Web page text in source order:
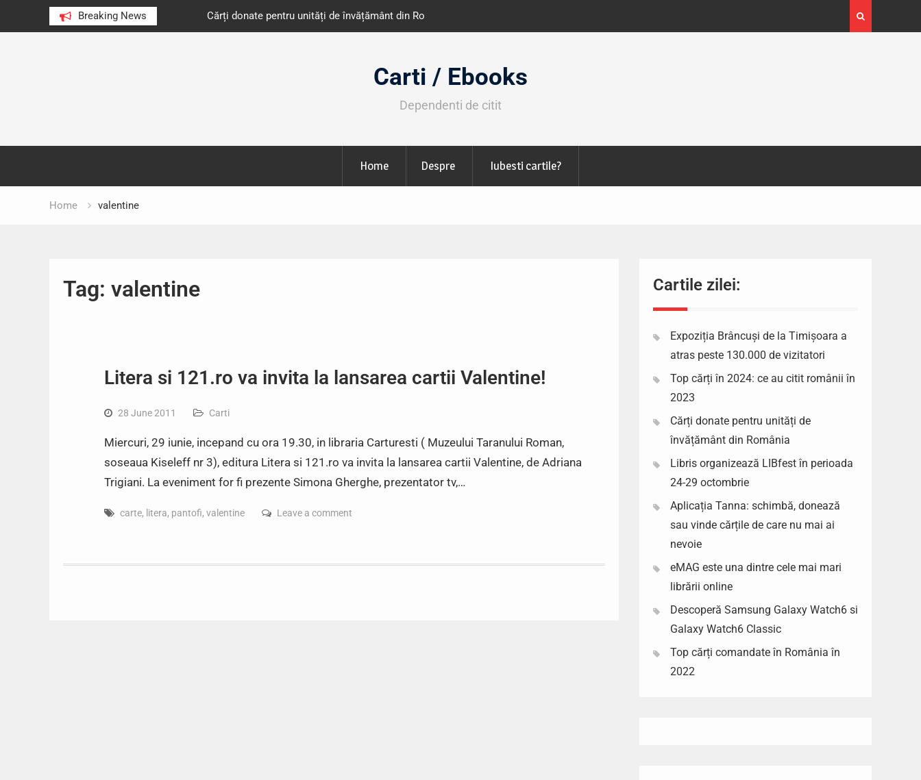
Breaking News
au citit românii în 2023 Cărți donate pentru unități de învățământ din România
octombrie
Expoziția Brâncuși de la Timișoara a atras peste
130.000 de vizitatori
Carti / Ebooks
Dependenti de citit
Home Despre Iubesti cartile?
Home valentine
Tag: valentine
Litera si 121.ro va invita la lansarea cartii Valentine!
28 June 2011 Carti
Miercuri, 29 iunie, incepand cu ora 19.30, in libraria Carturesti ( Muzeului Taranului Roman,
soseaua Kiseleff nr 3), editura Litera si 121.ro va invita la lansarea cartii Valentine, de Adriana
Trigiani. La eveniment for fi prezente Simona Gherghe, prezentator tv,…
carte, litera, pantofi, valentine Leave a comment
Cartile zilei:
Expoziția Brâncuși de la Timișoara a
atras peste 130.000 de vizitatori
Top cărți în 2024: ce au citit românii în
2023
Cărți donate pentru unități de
învățământ din România
Libris organizează LIBfest în perioada
24-29 octombrie
Aplicația Tanna: schimbă, donează
sau vinde cărțile de care nu mai ai
nevoie
eMAG este una dintre cele mai mari
librării online
Descoperă Samsung Galaxy Watch6 si
Galaxy Watch6 Classic
Top cărți comandate în România în
2022